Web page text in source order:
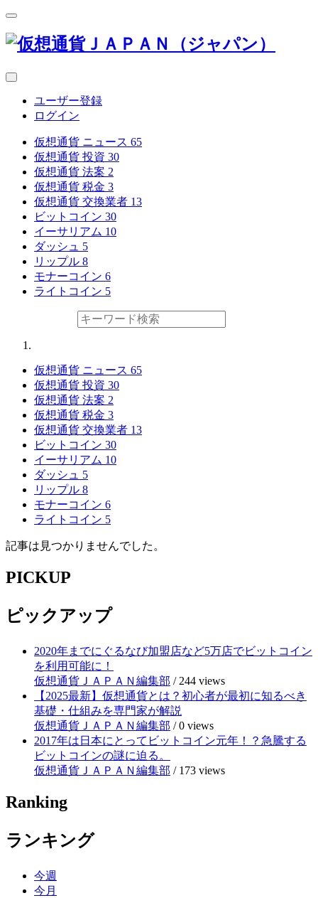
ユーザー登録
ログイン
仮想通貨 ニュース 65
仮想通貨 投資 30
仮想通貨 法案 2
仮想通貨 税金 3
仮想通貨 交換業者 13
ビットコイン 30
イーサリアム 10
ダッシュ 5
リップル 8
モナーコイン 6
ライトコイン 5
仮想通貨 ニュース 65
仮想通貨 投資 30
仮想通貨 法案 2
仮想通貨 税金 3
仮想通貨 交換業者 13
ビットコイン 30
イーサリアム 10
ダッシュ 5
リップル 8
モナーコイン 6
ライトコイン 5
記事は見つかりませんでした。
PICKUP
ピックアップ
2020年までにぐるなび加盟店など5万店でビットコイン
を利用可能に！
仮想通貨ＪＡＰＡＮ編集部 / 244 views
【2025最新】仮想通貨とは？初心者が最初に知るべき
基礎・仕組みを専門家が解説
仮想通貨ＪＡＰＡＮ編集部 /0 views
2017年は日本にとってビットコイン元年！？急騰する
ビットコインの謎に迫る。
仮想通貨ＪＡＰＡＮ編集部 / 173 views
Ranking
ランキング
今週
今月